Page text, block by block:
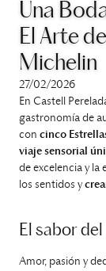
Una
El Arte
Michelin
27/02/2026
En Castell
gastronomía de
con cinco
viaje sensorial
de excelencia y la
los sentidos y
El sabor
Amor, pasión y